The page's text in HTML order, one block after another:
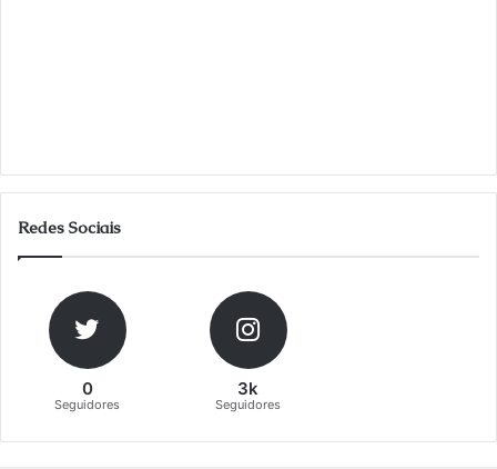
Redes Sociais
0
Seguidores
3k
Seguidores